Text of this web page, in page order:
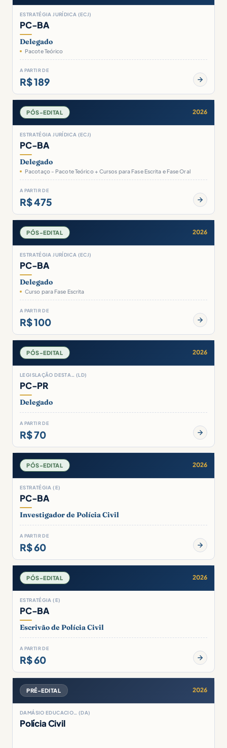
ESTRATÉGIA JURÍDICA (ECJ)
PC-BA
Delegado
Pacote Teórico
A PARTIR DE
R$ 189
PÓS-EDITAL 2026
ESTRATÉGIA JURÍDICA (ECJ)
PC-BA
Delegado
Pacotaço - Pacote Teórico + Cursos para Fase Escrita e Fase Oral
A PARTIR DE
R$ 475
PÓS-EDITAL 2026
ESTRATÉGIA JURÍDICA (ECJ)
PC-BA
Delegado
Curso para Fase Escrita
A PARTIR DE
R$ 100
PÓS-EDITAL 2026
LEGISLAÇÃO DESTA… (LD)
PC-PR
Delegado
A PARTIR DE
R$ 70
PÓS-EDITAL 2026
ESTRATÉGIA (E)
PC-BA
Investigador de Polícia Civil
A PARTIR DE
R$ 60
PÓS-EDITAL 2026
ESTRATÉGIA (E)
PC-BA
Escrivão de Polícia Civil
A PARTIR DE
R$ 60
PRÉ-EDITAL 2026
DAMÁSIO EDUCACIO… (DA)
Polícia Civil